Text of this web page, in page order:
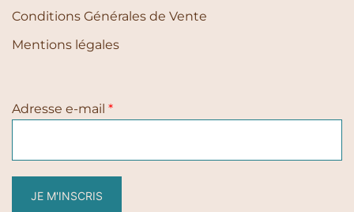
Conditions Générales de Vente
Mentions légales
Adresse e-mail *
JE M'INSCRIS